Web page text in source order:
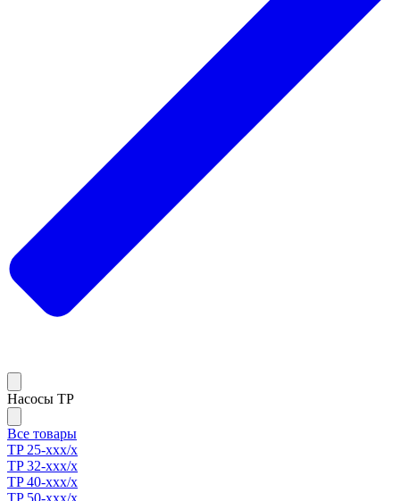
Насосы TP
Все товары
TP 25-xxx/x
TP 32-xxx/x
TP 40-xxx/x
TP 50-xxx/x